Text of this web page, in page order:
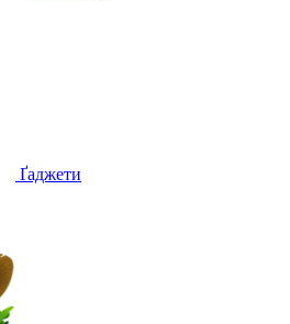
Ґаджети